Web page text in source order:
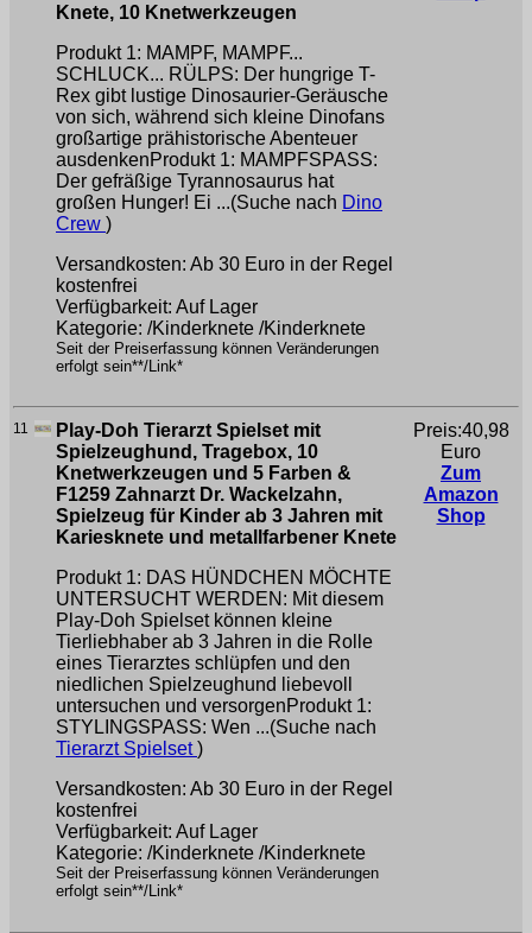
Knete, 10 Knetwerkzeugen
Produkt 1: MAMPF, MAMPF...
SCHLUCK... RÜLPS: Der hungrige T-
Rex gibt lustige Dinosaurier-Geräusche
von sich, während sich kleine Dinofans
großartige prähistorische Abenteuer
ausdenkenProdukt 1: MAMPFSPASS:
Der gefräßige Tyrannosaurus hat
großen Hunger! Ei ...(Suche nach Dino
Crew )
Versandkosten: Ab 30 Euro in der Regel
kostenfrei
Verfügbarkeit: Auf Lager
Kategorie: /Kinderknete /Kinderknete
Seit der Preiserfassung können Veränderungen
erfolgt sein**/Link*
11
Play-Doh Tierarzt Spielset mit
Spielzeughund, Tragebox, 10
Knetwerkzeugen und 5 Farben &
F1259 Zahnarzt Dr. Wackelzahn,
Spielzeug für Kinder ab 3 Jahren mit
Kariesknete und metallfarbener Knete
Produkt 1: DAS HÜNDCHEN MÖCHTE
UNTERSUCHT WERDEN: Mit diesem
Play-Doh Spielset können kleine
Tierliebhaber ab 3 Jahren in die Rolle
eines Tierarztes schlüpfen und den
niedlichen Spielzeughund liebevoll
untersuchen und versorgenProdukt 1:
STYLINGSPASS: Wen ...(Suche nach
Tierarzt Spielset)
Versandkosten: Ab 30 Euro in der Regel
kostenfrei
Verfügbarkeit: Auf Lager
Kategorie: /Kinderknete /Kinderknete
Seit der Preiserfassung können Veränderungen
erfolgt sein**/Link*
Preis:40,98
Euro
Zum
Amazon
Shop